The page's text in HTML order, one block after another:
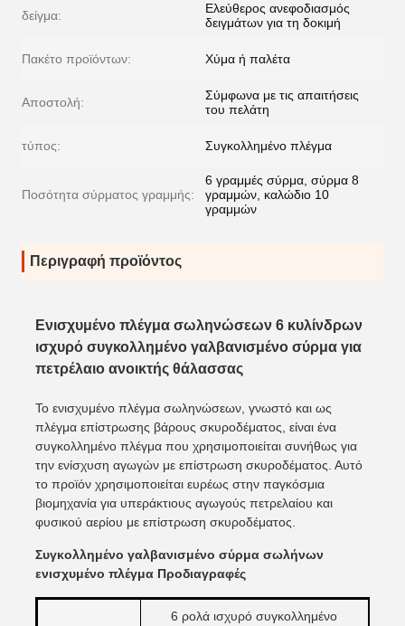
δείγμα:
Ελεύθερος ανεφοδιασμός
δειγμάτων για τη δοκιμή
Πακέτο προϊόντων: Χύμα ή παλέτα
Αποστολή:
Σύμφωνα με τις απαιτήσεις
του πελάτη
τύπος: Συγκολλημένο πλέγμα
Ποσότητα σύρματος γραμμής:
6 γραμμές σύρμα, σύρμα 8
γραμμών, καλώδιο 10
γραμμών
Περιγραφή προϊόντος
Ενισχυμένο πλέγμα σωληνώσεων 6 κυλίνδρων
ισχυρό συγκολλημένο γαλβανισμένο σύρμα για
πετρέλαιο ανοικτής θάλασσας
Το ενισχυμένο πλέγμα σωληνώσεων, γνωστό και ως
πλέγμα επίστρωσης βάρους σκυροδέματος, είναι ένα
συγκολλημένο πλέγμα που χρησιμοποιείται συνήθως για
την ενίσχυση αγωγών με επίστρωση σκυροδέματος. Αυτό
το προϊόν χρησιμοποιείται ευρέως στην παγκόσμια
βιομηχανία για υπεράκτιους αγωγούς πετρελαίου και
φυσικού αερίου με επίστρωση σκυροδέματος.
Συγκολλημένο γαλβανισμένο σύρμα σωλήνων
ενισχυμένο πλέγμα Προδιαγραφές
6 ρολά ισχυρό συγκολλημένο